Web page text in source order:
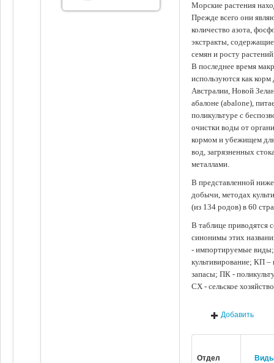
Морские растения
Прежде всего они
количество азота,
экстракты,
семян и росту
В последнее время
используются как
Австралии, Новой
абалоне (abalone),
поликультуре с
очистки воды от
кормом и убежищем
вод, загрязненных
металлами.
В представленной
добычи, методах
(из 134 родов) в 60
В таблице приводятся
синонимы этих
- импортируемые
культивирование; КП
запасы; ПК -
СХ - сельское
Добавить
Отдел